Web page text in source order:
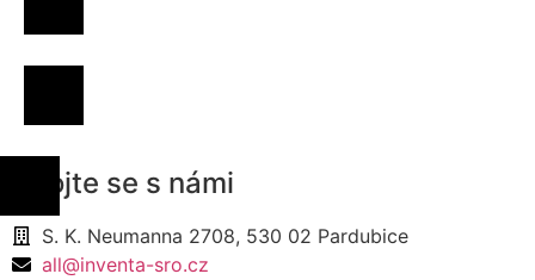
Spojte se s námi
S. K. Neumanna 2708, 530 02 Pardubice
all@inventa-sro.cz